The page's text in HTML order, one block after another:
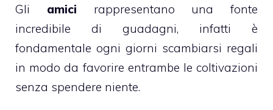
Gli amici rappresentano una fonte
incredibile di guadagni, infatti è
fondamentale ogni giorni scambiarsi regali
in modo da favorire entrambe le coltivazioni
senza spendere niente.